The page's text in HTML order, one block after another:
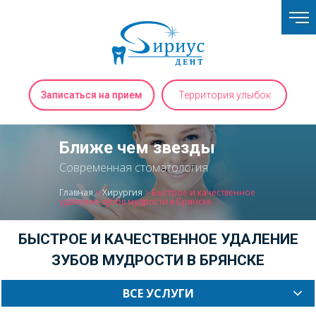
Записаться на прием Территория улыбок
Ближе чем звезды
Современная стоматология
Главная >Хирургия >Быстрое и качественное
удаление зубов мудрости в Брянске
БЫСТРОЕ И КАЧЕСТВЕННОЕ УДАЛЕНИЕ
ЗУБОВ МУДРОСТИ В БРЯНСКЕ
ВСЕ УСЛУГИ